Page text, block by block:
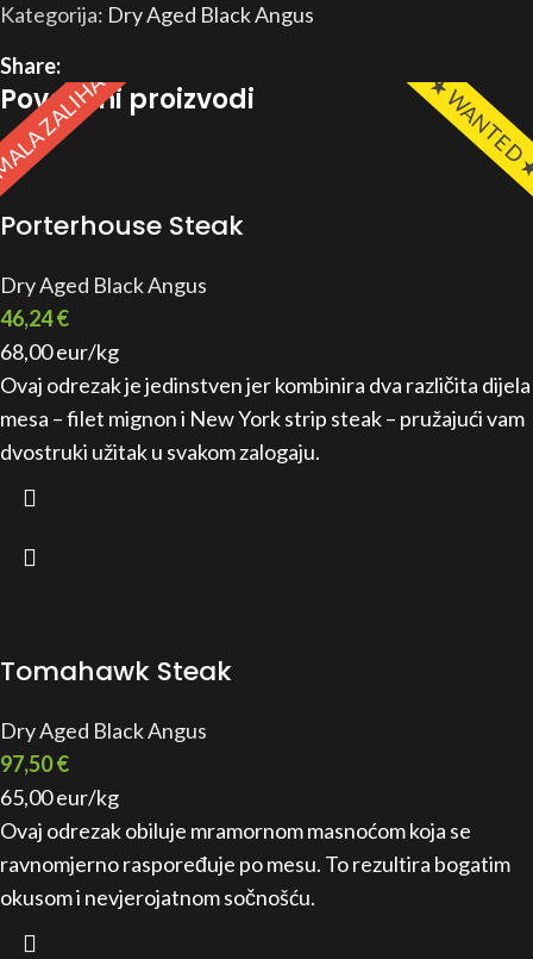
Kategorija: Dry Aged Black Angus
Share:
Povezani proizvodi
Porterhouse Steak
Dry Aged Black Angus
46,24€
68,00 eur/kg
Ovaj odrezak je jedinstven jer kombinira dva različita dijela
mesa – filet mignon i New York strip steak – pružajući vam
dvostruki užitak u svakom zalogaju.
ZALIHA ★
Tomahawk Steak
Dry Aged Black Angus
97,50€
65,00 eur/kg
Ovaj odrezak obiluje mramornom masnoćom koja se
ravnomjerno raspoređuje po mesu. To rezultira bogatim
okusom i nevjerojatnom sočnošću.